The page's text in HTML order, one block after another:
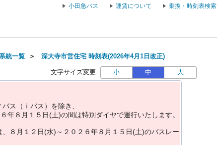
小田急バス 運賃について 乗換・時刻表検索
統一覧 ＞ 深大寺市営住宅 時刻表(2026年4月1日改正)
文字サイズ変更 小 中 大
バス （ ｉ バス ） を除き
６年８ 月 １ ５ 日(土)の間は特別 ダイヤで運行いた し ます。
８ 月 １ ２ 日(水) ～ ２ ０ ２ ６年８ 月 １ ５ 日(土)のバス レー